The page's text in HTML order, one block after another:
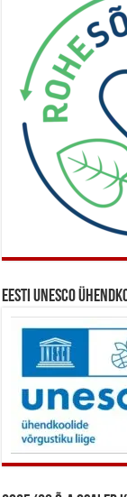
Eesti UNESCO